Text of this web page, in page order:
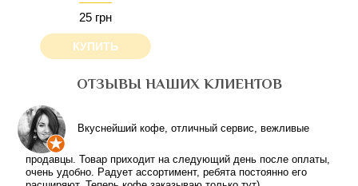
25 грн
КУПИТЬ
ОТЗЫВЫ НАШИХ КЛИЕНТОВ